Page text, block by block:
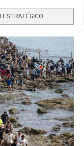
ESTRATÉGICO